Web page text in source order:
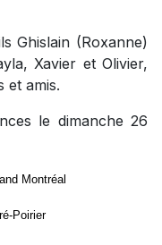
Ghislain (Roxanne)
Xavier et Olivier,
et amis.
le dimanche 26
Montréal
Poirier